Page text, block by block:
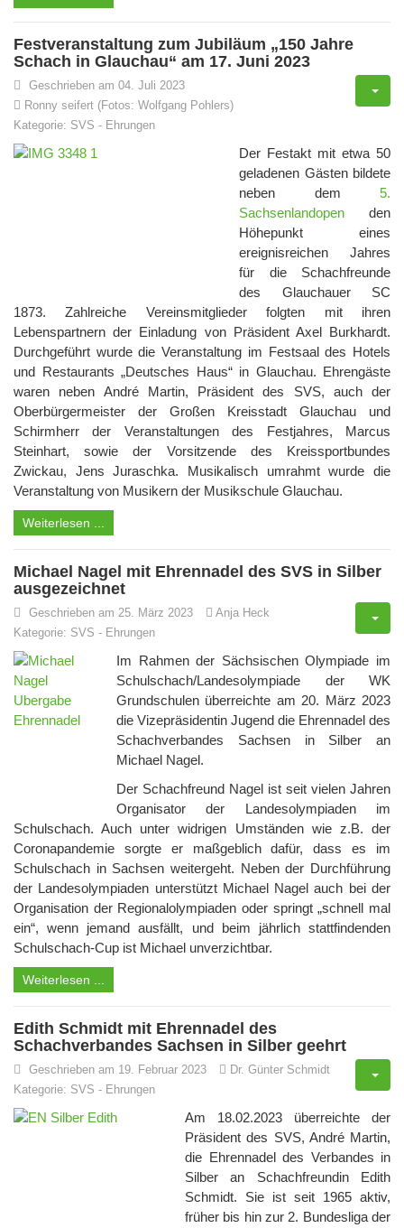
Festveranstaltung zum Jubiläum „150 Jahre
Schach in Glauchau“ am 17. Juni 2023
Geschrieben am 04. Juli 2023
Ronny seifert (Fotos: Wolfgang Pohlers)
Kategorie: SVS - Ehrungen
Der Festakt mit etwa 50
geladenen Gästen bildete
neben dem 5.
Sachsenlandopen den
Höhepunkt eines
ereignisreichen Jahres
für die Schachfreunde
des Glauchauer SC
1873. Zahlreiche Vereinsmitglieder folgten mit ihren
Lebenspartnern der Einladung von Präsident Axel Burkhardt.
Durchgeführt wurde die Veranstaltung im Festsaal des Hotels
und Restaurants „Deutsches Haus“ in Glauchau. Ehrengäste
waren neben André Martin, Präsident des SVS, auch der
Oberbürgermeister der Großen Kreisstadt Glauchau und
Schirmherr der Veranstaltungen des Festjahres, Marcus
Steinhart, sowie der Vorsitzende des Kreissportbundes
Zwickau, Jens Juraschka. Musikalisch umrahmt wurde die
Veranstaltung von Musikern der Musikschule Glauchau.
Weiterlesen ...
Michael Nagel mit Ehrennadel des SVS in Silber
ausgezeichnet
Geschrieben am 25. März 2023
Anja Heck
Kategorie: SVS - Ehrungen
Im Rahmen der Sächsischen Olympiade im
Schulschach/Landesolympiade der WK
Grundschulen überreichte am 20. März 2023
die Vizepräsidentin Jugend die Ehrennadel des
Schachverbandes Sachsen in Silber an
Michael Nagel.
Der Schachfreund Nagel ist seit vielen Jahren
Organisator der Landesolympiaden im
Schulschach. Auch unter widrigen Umständen wie z.B. der
Coronapandemie sorgte er maßgeblich dafür, dass es im
Schulschach in Sachsen weitergeht. Neben der Durchführung
der Landesolympiaden unterstützt Michael Nagel auch bei der
Organisation der Regionalolympiaden oder springt „schnell mal
ein“, wenn jemand ausfällt, und beim jährlich stattfindenden
Schulschach-Cup ist Michael unverzichtbar.
Weiterlesen ...
Edith Schmidt mit Ehrennadel des
Schachverbandes Sachsen in Silber geehrt
Geschrieben am 19. Februar 2023
Dr. Günter Schmidt
Kategorie: SVS - Ehrungen
Am 18.02.2023 überreichte der
Präsident des SVS, André Martin,
die Ehrennadel des Verbandes in
Silber an Schachfreundin Edith
Schmidt. Sie ist seit 1965 aktiv,
früher bis hin zur 2. Bundesliga der